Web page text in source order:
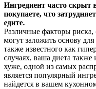
Ингредиент часто скрыт
покупаете, что
едите.
Различные факторы риска,
могут заложить основу
также известного как
случаях, ваша диета
хуже, одной из самых
является популярный
найдется в вашем